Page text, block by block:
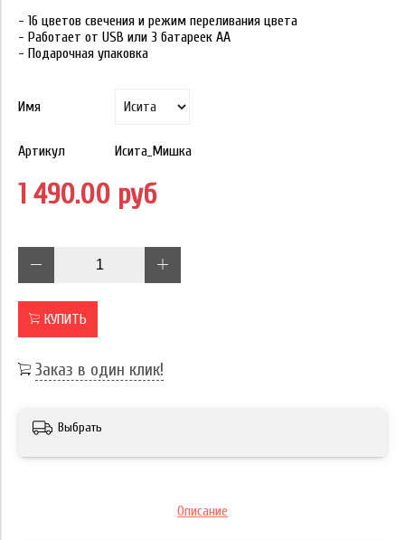
- 16 цветов свечения и режим переливания цвета
- Работает от USB или 3 батареек АА
- Подарочная упаковка
Имя
Артикул Исита_Мишка
1 490.00 руб
КУПИТЬ
Заказ в один клик!
Выбрать
Описание